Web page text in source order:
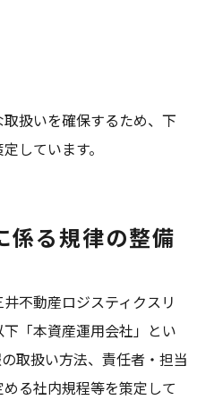
扱いを確保するため、下
しています。
係る規律の整備
不動産ロジスティクスリ
「本資産運用会社」とい
取扱い方法、責任者・担当
る社内規程等を策定して